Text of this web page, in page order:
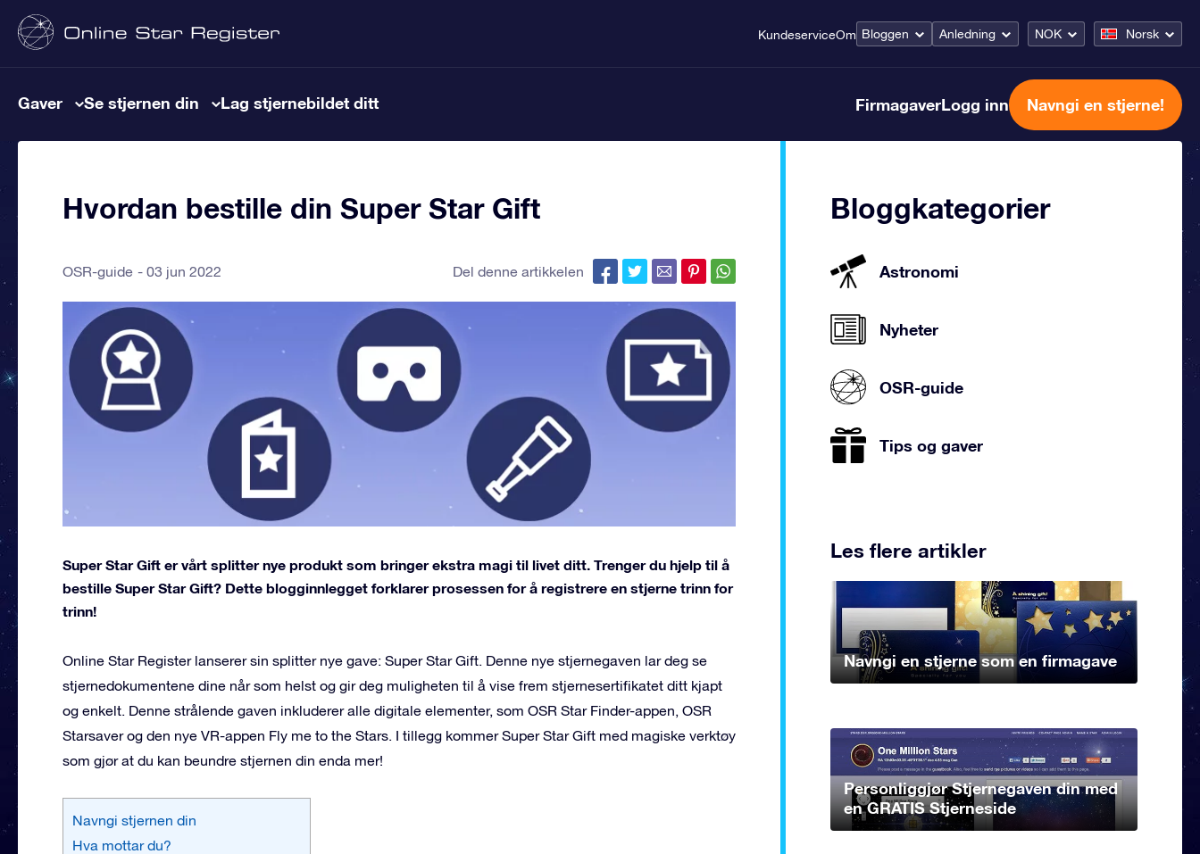
KundeserviceOm Bloggen Anledning NOK Norsk
Gaver Se stjernen din Lag stjernebildet ditt FirmagaverLogg inn Navngi en stjerne!
Hvordan bestille din Super Star Gift
OSR-guide 03 jun 2022 Del denne artikkelen
Super Star Gift er vårt splitter nye produkt som bringer ekstra magi til livet ditt. Trenger du hjelp til å
bestille Super Star Gift? Dette blogginnlegget forklarer prosessen for å registrere en stjerne trinn for
trinn!
Online Star Register lanserer sin splitter nye gave: Super Star Gift. Denne nye stjernegaven lar deg se
stjernedokumentene dine når som helst og gir deg muligheten til å vise frem stjernesertifikatet ditt kjapt
og enkelt. Denne strålende gaven inkluderer alle digitale elementer, som OSR Star Finder-appen, OSR
Starsaver og den nye VR-appen Fly me to the Stars. I tillegg kommer Super Star Gift med magiske verktøy
som gjør at du kan beundre stjernen din enda mer!
Navngi stjernen din
Hva mottar du?
Bloggkategorier
Astronomi
Nyheter
OSR-guide
Tips og gaver
Les flere artikler
Navngi en stjerne som en firmagave
Personliggjør Stjernegaven din med
en GRATIS Stjerneside